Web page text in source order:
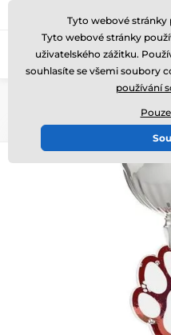
Zavolejte nám (Po-Pá 8-17)
Tyto webové stránky
Tyto webové stránky
uživatelského zážitku.
souhlasíte se všemi soubory
používání